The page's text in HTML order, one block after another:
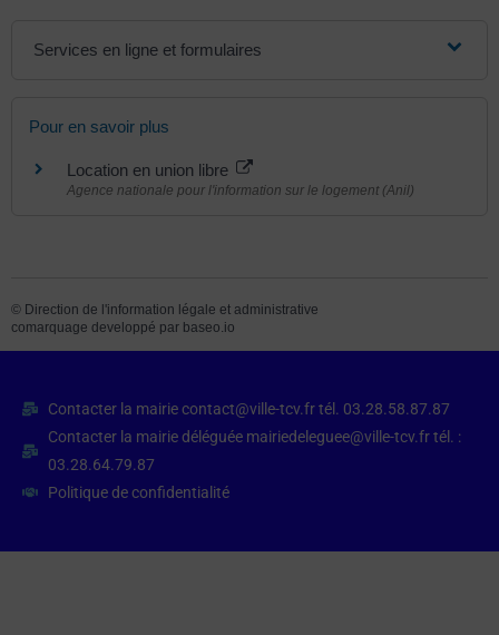
Services en ligne et formulaires
Pour en savoir plus
Location en union libre
Agence nationale pour l'information sur le logement (Anil)
© Direction de l'information légale et administrative
comarquage developpé par baseo.io
Contacter la mairie contact@ville-tcv.fr tél. 03.28.58.87.87
Contacter la mairie déléguée mairiedeleguee@ville-tcv.fr tél. :
03.28.64.79.87
Politique de confidentialité